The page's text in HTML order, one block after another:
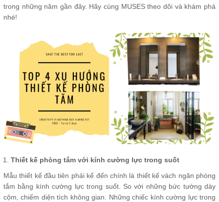
trong những năm gần đây. Hãy cùng MUSES theo dõi và khám phá
nhé!
Thiết kế phòng tắm với kính cường lực trong suốt
Mẫu thiết kế đầu tiên phải kể đến chính là thiết kế vách ngăn phòng
tắm bằng kính cường lực trong suốt. So với những bức tường dày
cộm, chiếm diện tích không gian. Những chiếc kính cường lực trong